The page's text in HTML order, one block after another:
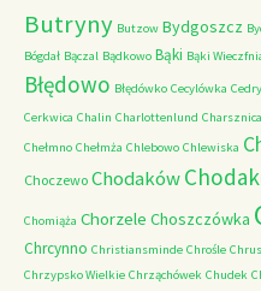
Butryny Butzow Bydgoszcz
Bógdał Bączal Bądkowo Bąki Bąki
Błędowo Błędówko Cecylówka
Cerkwica Chalin Charlottenlund Charsznica
Chełmno Chełmża Chlebowo Chlewiska
Choczewo Chodaków
Chomiąża Chorzele Choszczówka
Chrcynno Christiansminde Chrośle
Chrzypsko Wielkie Chrząchówek Chudek